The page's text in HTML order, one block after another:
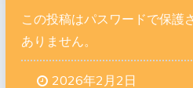
この投稿はパスワードで保護
ありません。
2026年2月2日